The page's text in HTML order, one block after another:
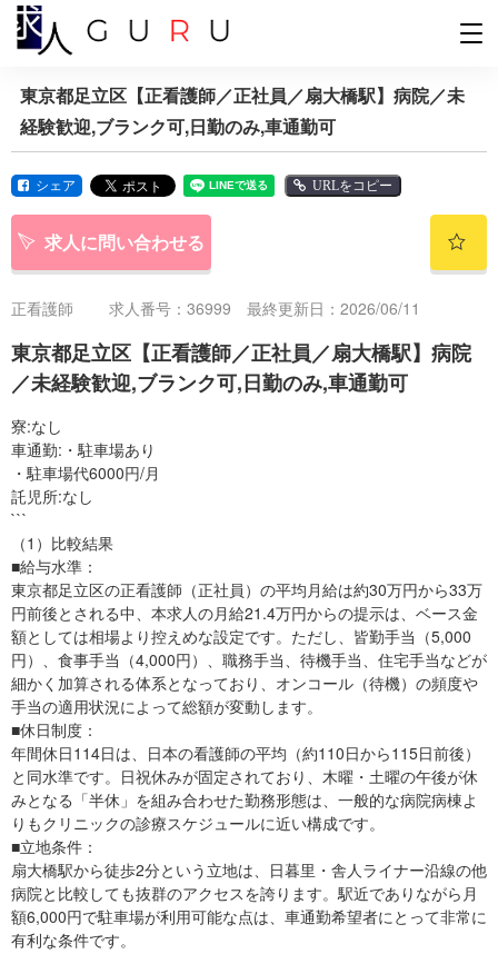
東京都足立区【正看護師／正社員／扇大橋駅】病院／未
経験歓迎,ブランク可,日勤のみ,車通勤可
シェア URLをコピー
求人に問い合わせる
正看護師 求人番号：36999 最終更新日：2026/06/11
東京都足立区【正看護師／正社員／扇大橋駅】病院
／未経験歓迎,ブランク可,日勤のみ,車通勤可
寮:なし
車通勤:・駐車場あり
・駐車場代6000円/月
託児所:なし
```
（1）比較結果
■給与水準：
東京都足立区の正看護師（正社員）の平均月給は約30万円から33万
円前後とされる中、本求人の月給21.4万円からの提示は、ベース金
額としては相場より控えめな設定です。ただし、皆勤手当（5,000
円）、食事手当（4,000円）、職務手当、待機手当、住宅手当などが
細かく加算される体系となっており、オンコール（待機）の頻度や
手当の適用状況によって総額が変動します。
■休日制度：
年間休日114日は、日本の看護師の平均（約110日から115日前後）
と同水準です。日祝休みが固定されており、木曜・土曜の午後が休
みとなる「半休」を組み合わせた勤務形態は、一般的な病院病棟よ
りもクリニックの診療スケジュールに近い構成です。
■立地条件：
扇大橋駅から徒歩2分という立地は、日暮里・舎人ライナー沿線の他
病院と比較しても抜群のアクセスを誇ります。駅近でありながら月
額6,000円で駐車場が利用可能な点は、車通勤希望者にとって非常に
有利な条件です。